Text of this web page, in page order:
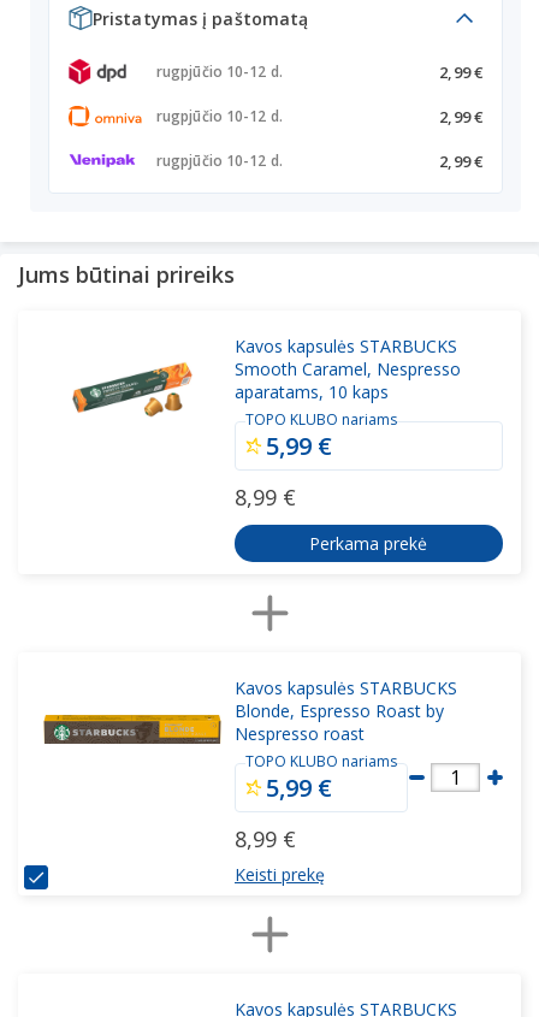
Pristatymas į paštomatą
rugpjūčio 10-12 d. 2,99 €
rugpjūčio 10-12 d. 2,99 €
rugpjūčio 10-12 d. 2,99 €
Jums būtinai prireiks
Kavos kapsulės STARBUCKS
Smooth Caramel, Nespresso
aparatams, 10 kaps
8,99 €
TOPO KLUBO nariams
5,99 €
Perkama prekė
Kavos kapsulės STARBUCKS
Blonde, Espresso Roast by
Nespresso roast
8,99 €
TOPO KLUBO nariams
5,99 € 1
Keisti prekę
Kavos kapsulės STARBUCKS